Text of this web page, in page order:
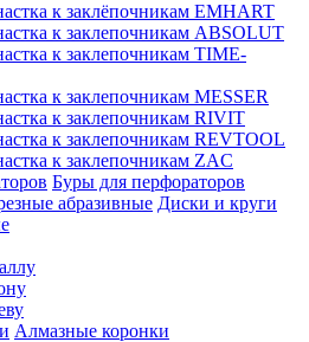
к заклёпочникам EMHART
к заклепочникам ABSOLUT
к заклепочникам TIME-
к заклепочникам MESSER
к заклепочникам RIVIT
к заклепочникам REVTOOL
к заклепочникам ZAC
Буры для перфораторов
Диски и круги
Алмазные коронки